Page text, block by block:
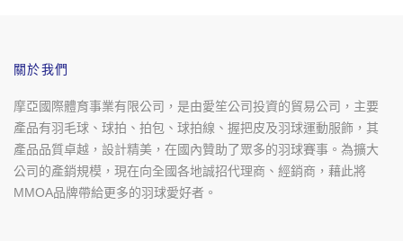
關於我們
摩亞國際體育事業有限公司，是由愛笙公司投資的貿易公司，主要
產品有羽毛球、球拍、拍包、球拍線、握把皮及羽球運動服飾，其
產品品質卓越，設計精美，在國內贊助了眾多的羽球賽事。為擴大
公司的產銷規模，現在向全國各地誠招代理商、經銷商，藉此將
MMOA品牌帶給更多的羽球愛好者。